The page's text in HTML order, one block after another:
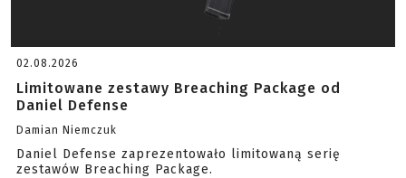
02.08.2026
Limitowane zestawy Breaching Package od
Daniel Defense
Damian Niemczuk
Daniel Defense zaprezentowało limitowaną serię
zestawów Breaching Package.